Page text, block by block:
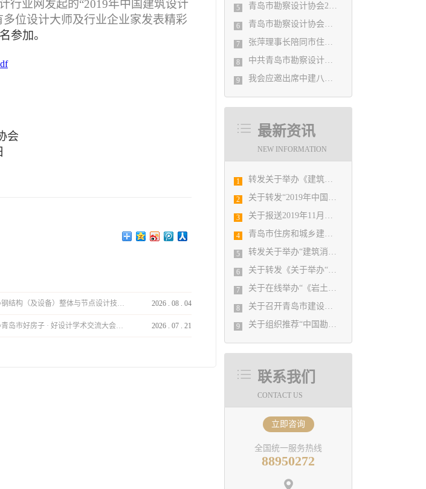
5 青岛市勘察设计协会2020年度第一次理事会顺利召开
6 青岛市勘察设计协会陪同市住房和城乡建设局刘波副局长走访调研会员单位
7 张萍理事长陪同市住房和城乡建设局赴陇南开展东西部扶贫协作工作
8 中共青岛市勘察设计协会党支部日前召开民主生活会
9 我会应邀出席中建八局四公司设计管理研究院揭牌仪式
最新资讯
NEW INFORMATION
1 转发关于举办《建筑电气与智能化通用规范》 GB55024-2022公益宣贯的通知
2 关于转发“2019年中国建筑设计行业秋季院长论坛”的通知
3 关于报送2019年11月份勘察设计经济形势月报有关工作的通知
4 青岛市住房和城乡建设局 关于进一步做好勘察设计行业统计报表工作 的通知
5 转发关于举办“建筑消防设计方法与审查验收”网络讲座的通知
6 关于转发《关于举办“新政下申请工程设计资质暨施工资质申报管理政策解读和申报实务培训班”的通知》的通知
7 关于在线举办“《岩土工程勘察文件技术审查要点(2020版)》 宣贯暨岩土工程勘察施工图审查常见问题解析培训班”的通知
8 关于召开青岛市建设工程消防验收培训会议的预备通知
9 关于组织推荐“中国勘察设计协会行业技术咨询专家库专家”的通知
联系我们
CONTACT US
立即咨询
全国统一服务热线
88950272
行业网发起的“2019年中国建筑设计
位设计大师及行业企业家发表精彩
参加。
会
构（及设备）整体与节点设计技术分享会的通知 2026 08 04
岛市好房子 · 好设计学术交流大会的通知 2026 07 21